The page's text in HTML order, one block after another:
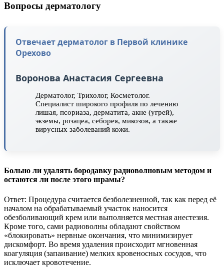
Вопросы дерматологу
Отвечает дерматолог в Первой клинике
Орехово
Воронова Анастасия Сергеевна
Дерматолог, Трихолог, Косметолог.
Специалист широкого профиля по лечению
лишая, псориаза, дерматита, акне (угрей),
экземы, розацеа, себорея, микозов, а также
вирусных заболеваний кожи.
Больно ли удалять бородавку радиоволновым методом и
остаются ли после этого шрамы?
Ответ: Процедура считается безболезненной, так как перед её
началом на обрабатываемый участок наносится
обезболивающий крем или выполняется местная анестезия.
Кроме того, сами радиоволны обладают свойством
«блокировать» нервные окончания, что минимизирует
дискомфорт. Во время удаления происходит мгновенная
коагуляция (запаивание) мелких кровеносных сосудов, что
исключает кровотечение.